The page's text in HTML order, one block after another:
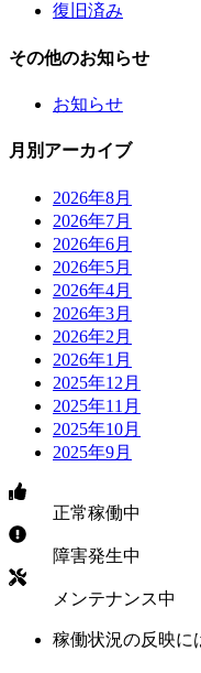
復旧済み
その他のお知らせ
お知らせ
月別アーカイブ
2026年8月
2026年7月
2026年6月
2026年5月
2026年4月
2026年3月
2026年2月
2026年1月
2025年12月
2025年11月
2025年10月
2025年9月
正常稼働中
障害発生中
メンテナンス中
稼働状況の反映に